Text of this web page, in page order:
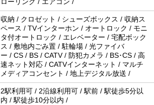
収納 / クロゼット / シューズボックス / 収納ス
ペース / TVインターホン / オートロック / モニ
タ付オートロック / エレベーター / 宅配ボック
ス / 敷地内ごみ置 / 駐輪場 / 光ファイバ
ー / CS / BS / CATV / 防犯カメラ / BS･CS / 高
速ネット対応 / CATVインターネット / マルチ
メディアコンセント / 地上デジタル放送 /
2駅利用可 / 2沿線利用可 / 駅前 / 駅徒歩5分以
内 / 駅徒歩10分以内 /